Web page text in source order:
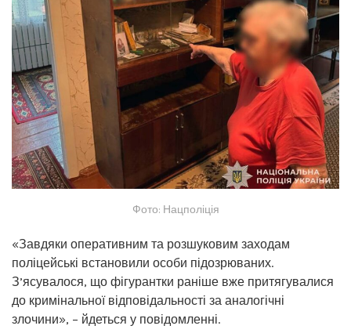
Фото: Нацполіція
«Завдяки оперативним та розшуковим заходам
поліцейські встановили особи підозрюваних.
З’ясувалося, що фігурантки раніше вже притягувалися
до кримінальної відповідальності за аналогічні
злочини», – йдеться у повідомленні.